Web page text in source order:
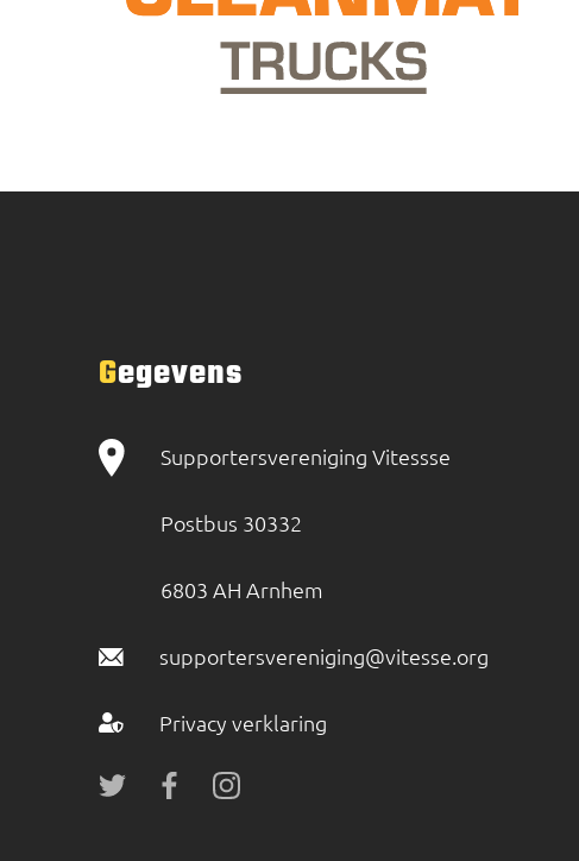
Gegevens
Supportersvereniging Vitessse
Postbus 30332
6803 AH Arnhem
supportersvereniging@vitesse.org
Privacy verklaring